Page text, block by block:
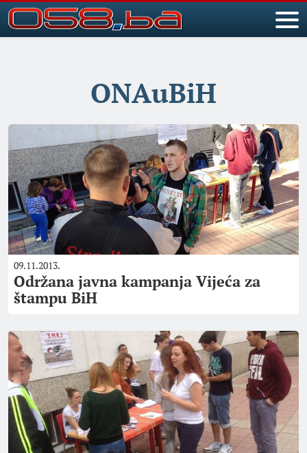
ONAuBiH
09.11.2013.
Održana javna kampanja Vijeća za
štampu BiH